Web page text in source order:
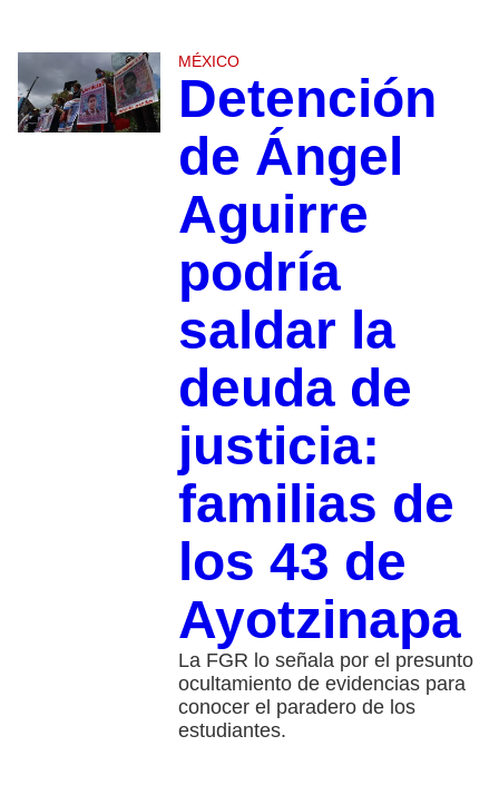
MÉXICO
Detención
de Ángel
Aguirre
podría
saldar la
deuda de
justicia:
familias de
los 43 de
Ayotzinapa
La FGR lo señala por el presunto
ocultamiento de evidencias para
conocer el paradero de los
estudiantes.